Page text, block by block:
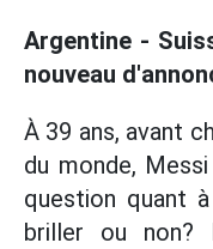
Argentine -
nouveau
À 39 ans, avant
du monde,
question quant
briller ou non?